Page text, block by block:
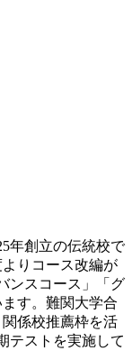
年創立の伝統校で
りコース改編が
ンスコース」「グ
す。難関大学合
係校推薦枠を活
テストを実施して